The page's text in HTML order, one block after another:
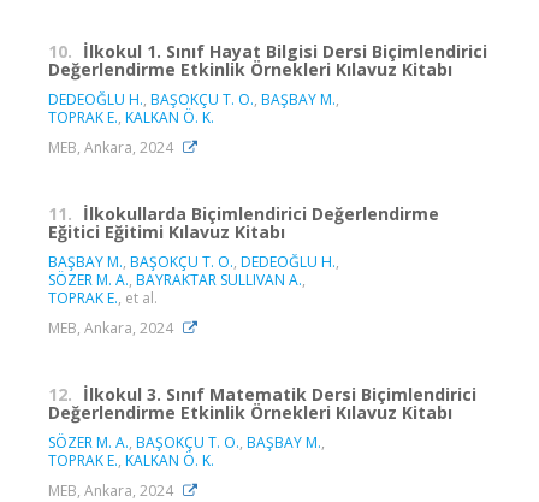
10. İlkokul 1. Sınıf Hayat Bilgisi Dersi Biçimlendirici
Değerlendirme Etkinlik Örnekleri Kılavuz Kitabı
DEDEOĞLU H., BAŞOKÇU T. O., BAŞBAY M.,
TOPRAK E., KALKAN Ö. K.
MEB, Ankara, 2024
11. İlkokullarda Biçimlendirici Değerlendirme
Eğitici Eğitimi Kılavuz Kitabı
BAŞBAY M., BAŞOKÇU T. O., DEDEOĞLU H.,
SÖZER M. A., BAYRAKTAR SULLIVAN A.,
TOPRAK E., et al.
MEB, Ankara, 2024
12. İlkokul 3. Sınıf Matematik Dersi Biçimlendirici
Değerlendirme Etkinlik Örnekleri Kılavuz Kitabı
SÖZER M. A., BAŞOKÇU T. O., BAŞBAY M.,
TOPRAK E., KALKAN Ö. K.
MEB, Ankara, 2024